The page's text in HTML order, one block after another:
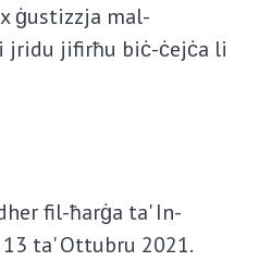
ġustizzja mal-
jifirħu biċ-ċejċa li
fil-ħarġa ta' In-
ta' Ottubru 2021.